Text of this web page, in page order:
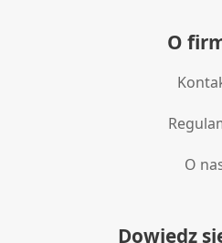
O
O
Dowiedz